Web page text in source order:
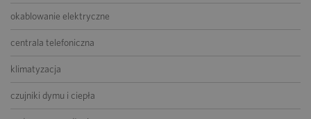
okablowanie elektryczne
centrala telefoniczna
klimatyzacja
czujniki dymu i ciepła